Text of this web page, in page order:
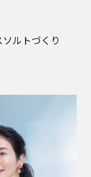
ルトづくり